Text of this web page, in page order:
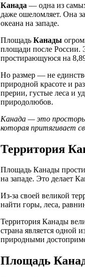
Канада — одна из
даже ошеломляет. Она
океана на западе.
Площадь Канады
площади после России.
простирающуюся на
Но размер — не
природной красоте и
прерии, густые леса и
природолюбов.
Канада — это
которая притягивает
Территория
Площадь Канады
на западе. Это делает
Из-за своей великой
найти горы, леса,
Территория Канады
страна является одной
природными
Площадь